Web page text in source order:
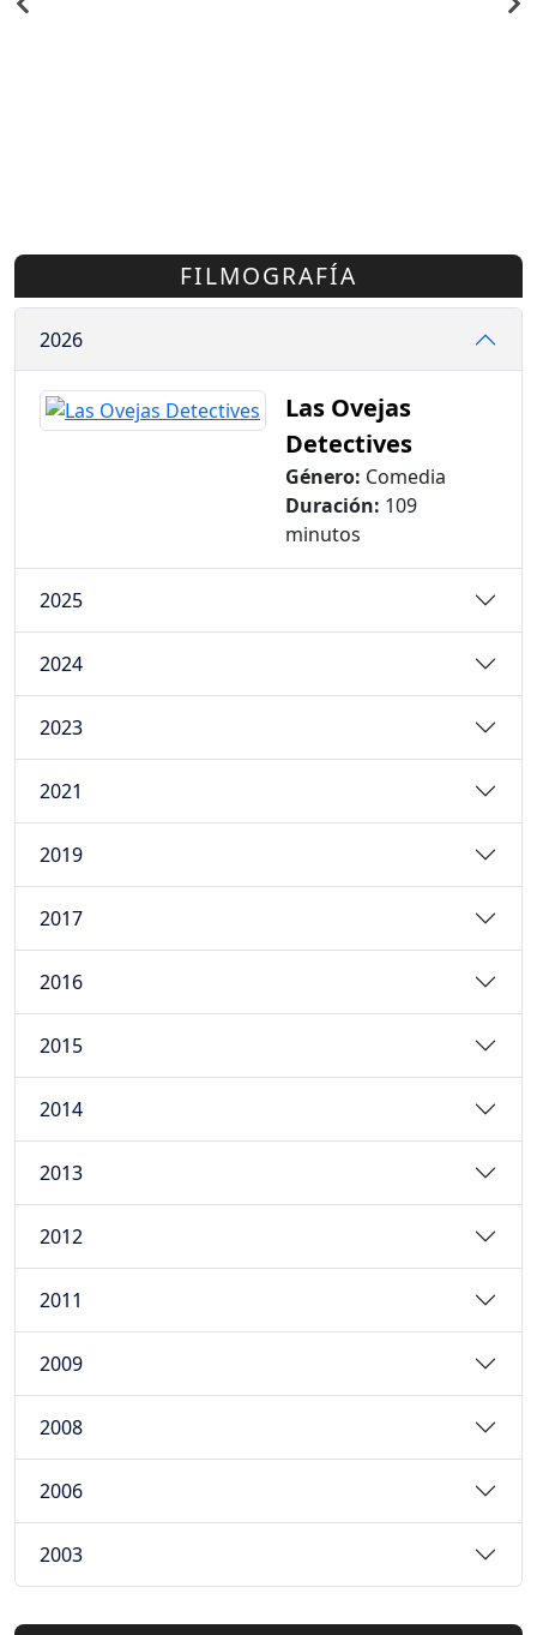
FILMOGRAFÍA
2026
Las Ovejas
Detectives
Género: Comedia
Duración: 109
minutos
2025
2024
2023
2021
2019
2017
2016
2015
2014
2013
2012
2011
2009
2008
2006
2003